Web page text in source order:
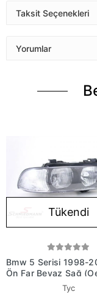
Taksit Seçenekleri
Yorumlar
Tükendi
Bmw 5 Serisi 1998-
Ön Far Beyaz Sağ
No: 63128375300)
Tyc